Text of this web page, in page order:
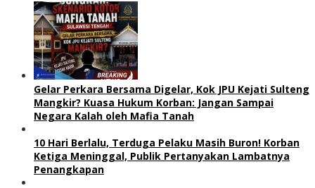
Gelar Perkara Bersama Digelar, Kok JPU Kejati Sulteng
Mangkir? Kuasa Hukum Korban: Jangan Sampai
Negara Kalah oleh Mafia Tanah
10 Hari Berlalu, Terduga Pelaku Masih Buron! Korban
Ketiga Meninggal, Publik Pertanyakan Lambatnya
Penangkapan